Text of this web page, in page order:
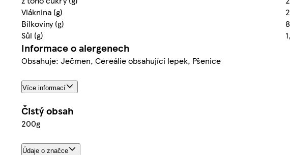
Vláknina (g)
Bílkoviny (g)
Sůl (g)
Informace o alergenech
Obsahuje: Ječmen, Cereálie obsahující lepek, Pšenice
Více informací
Čistý obsah
200g
Údaje o značce